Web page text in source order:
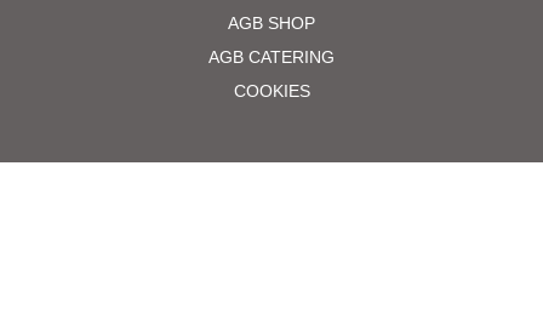
AGB SHOP
AGB CATERING
COOKIES